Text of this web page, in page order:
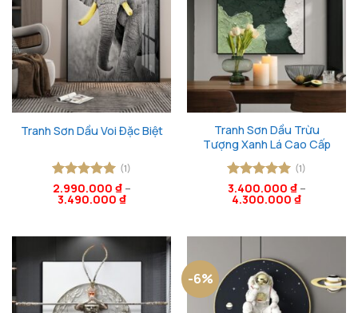
Tranh Sơn Dầu Voi Đặc Biệt
Được xếp
hạng55
(1)
2.990.000 ₫–
3.490.000 ₫
Tranh Sơn Dầu Trừu
Tượng Xanh Lá Cao Cấp
Được xếp
hạng55
(1)
3.400.000 ₫–
4.300.000 ₫
-6%